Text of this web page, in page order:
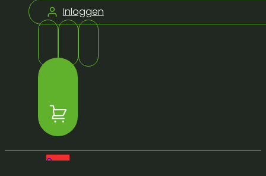
Inloggen
0